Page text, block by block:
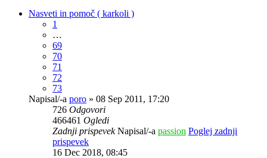
Nasveti in pomoč ( karkoli )
1
…
69
70
71
72
73
Napisal/-a poro » 08 Sep 2011, 17:20
726 Odgovori
466461 Ogledi
Zadnji prispevekNapisal/-a passion Poglej zadnji
prispevek
16 Dec 2018, 08:45